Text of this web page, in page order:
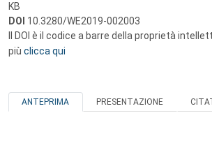
KB
DOI 10.3280/WE2019-002003
Il DOI è il codice a barre della proprietà
più clicca qui
ANTEPRIMA PRESENTAZIONE